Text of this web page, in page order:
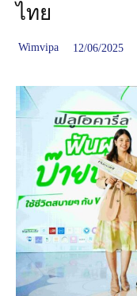
ไทย
Wimvipa 12/06/2025